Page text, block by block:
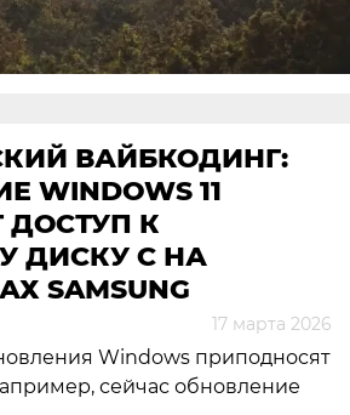
ВАЙБКОДИНГ:
WINDOWS 11
ДОСТУП К
ДИСКУ С НА
SAMSUNG
17 марта 2026
Windows приподносят
сейчас обновление